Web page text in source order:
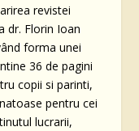
revistei
dr. Florin Ioan
forma unei
36 de pagini
copii si parinti,
pentru cei
lucrarii,